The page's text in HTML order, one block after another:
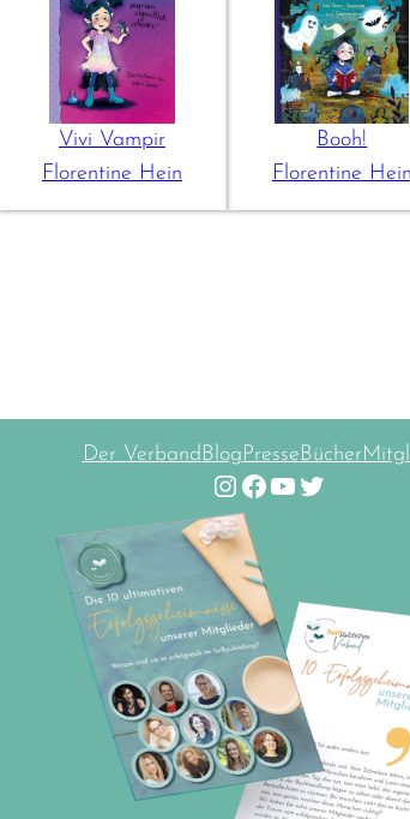
Vivi Vampir
Florentine Hein
Booh!
Florentine Hein
Der VerbandBlogPresseBücher
Instagram Facebook YouTube Twitter